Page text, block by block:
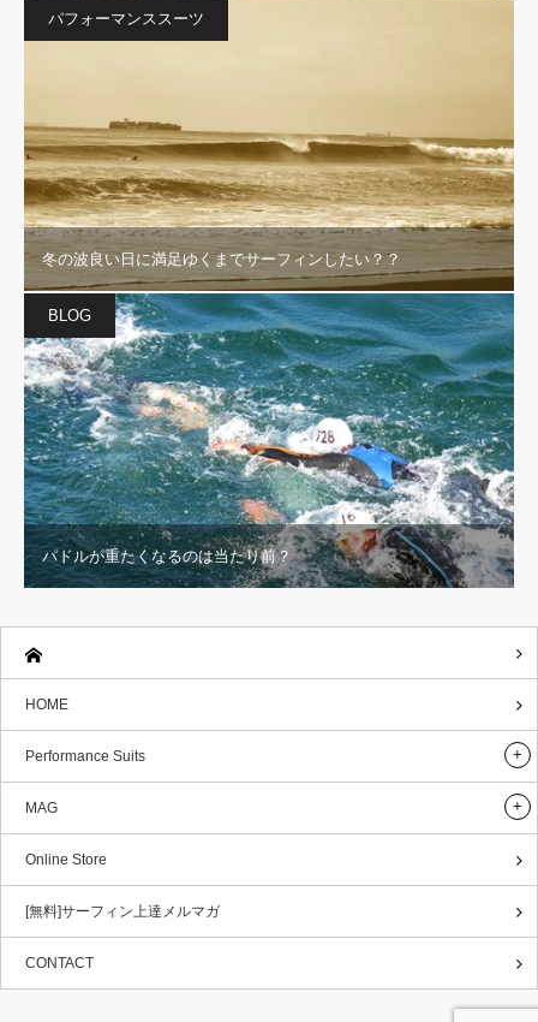
パフォーマンススーツ
冬の波良い日に満足ゆくまでサーフィンしたい？？
BLOG
パドルが重たくなるのは当たり前？
HOME
Performance Suits
MAG
Online Store
[無料]サーフィン上達メルマガ
CONTACT